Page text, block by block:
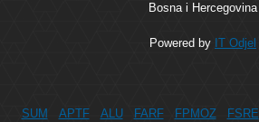
Bosna i Hercegovina
Powered by IT Odjel
SUM APTF ALU FARF FPMOZ FSRE